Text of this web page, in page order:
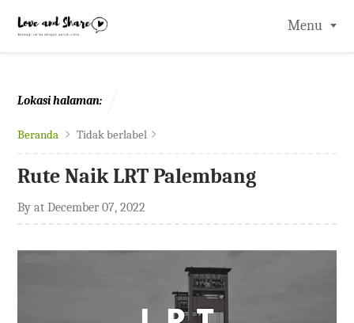
Menu
Lokasi halaman:
Beranda Tidak berlabel
Rute Naik LRT Palembang
ByatDecember 07, 2022